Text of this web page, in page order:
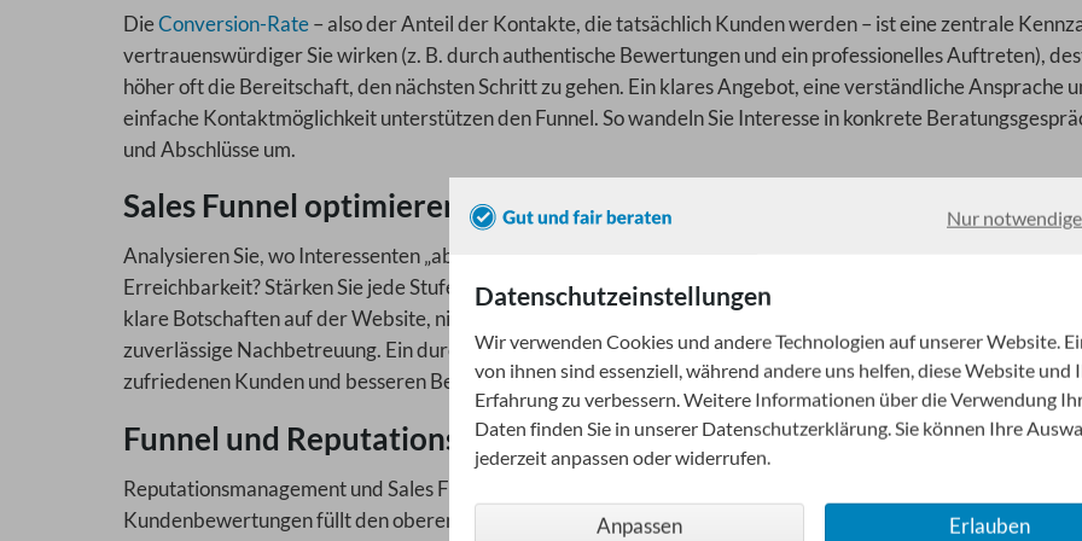
DieConversion-Rate– also der Anteil der Kontakte, die tatsächlich Kunden werden – ist eine zentrale
vertrauenswürdiger Sie wirken (z. B. durch authentische Bewertungen und ein professionelles Auftreten),
höher oft die Bereitschaft, den nächsten Schritt zu gehen. Ein klares Angebot, eine verständliche Ansprache
einfache Kontaktmöglichkeit unterstützen den Funnel. So wandeln Sie Interesse in konkrete
und Abschlüsse um.
Sales Funnel optimieren: Tipps für Berater
Analysieren Sie, wo Interessenten „abspringen": Fehlt es an Sichtbarkeit, an Vertrauenssignalen oder an der
Erreichbarkeit? Stärken Sie jede Stufe gezielt: bessere Auffindbarkeit durch Reputationsaufbau und
klare Botschaften auf der Website, niedrigschwelliger Erstkontakt, professionelle Gesprächsführung und
zuverlässige Nachbetreuung. Ein durchdachter Funnel verbindet Akquise und Beratungsqualität – und führt
zufriedenen Kunden und besseren Bewertungen.
Funnel und Reputationsmanagement
Reputationsmanagement und Sales Funnel gehören zusammen. Eine starke Online-Reputation mit echten
Kundenbewertungen füllt den oberen Teil des Trichters: Mehr Menschen finden Sie und vertrauen Ihnen. Die
Nur
Datenschutzeinstellungen
Wir verwenden Cookies und andere Technologien auf unserer Website.
von ihnen sind essenziell, während andere uns helfen, diese Website und
Erfahrung zu verbessern. Weitere Informationen über die Verwendung
Daten finden Sie in unserer Datenschutzerklärung. Sie können Ihre
jederzeit anpassen oder widerrufen.
Anpassen Erlauben